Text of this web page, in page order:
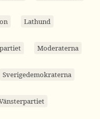
Lathund
Moderaterna
Sverigedemokraterna